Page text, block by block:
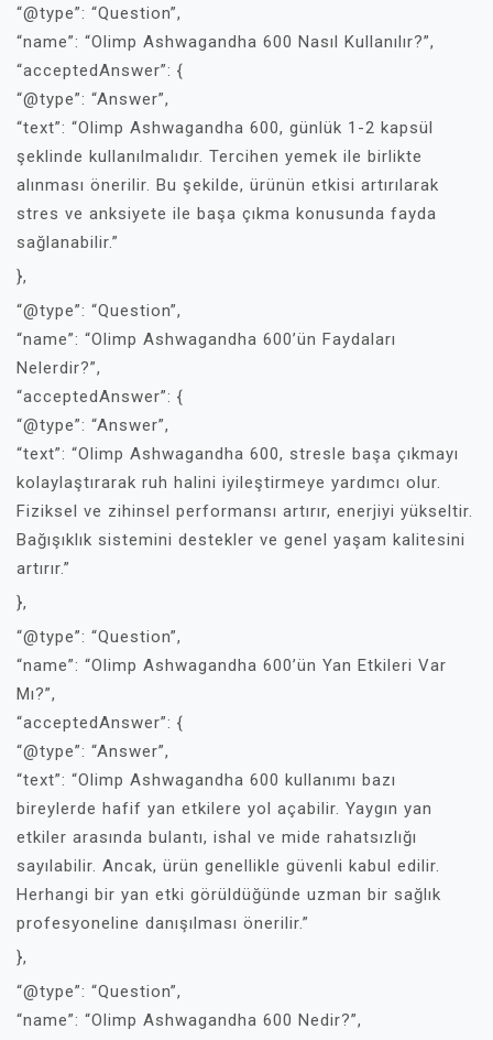
“@type”: “Question”,
“name”: “Olimp Ashwagandha 600 Nasıl Kullanılır?”,
“acceptedAnswer”: {
“@type”: “Answer”,
“text”: “Olimp Ashwagandha 600, günlük 1-2 kapsül
şeklinde kullanılmalıdır. Tercihen yemek ile birlikte
alınması önerilir. Bu şekilde, ürünün etkisi artırılarak
stres ve anksiyete ile başa çıkma konusunda fayda
sağlanabilir.”
},
“@type”: “Question”,
“name”: “Olimp Ashwagandha 600’ün Faydaları
Nelerdir?”,
“acceptedAnswer”: {
“@type”: “Answer”,
“text”: “Olimp Ashwagandha 600, stresle başa çıkmayı
kolaylaştırarak ruh halini iyileştirmeye yardımcı olur.
Fiziksel ve zihinsel performansı artırır, enerjiyi yükseltir.
Bağışıklık sistemini destekler ve genel yaşam kalitesini
artırır.”
},
“@type”: “Question”,
“name”: “Olimp Ashwagandha 600’ün Yan Etkileri Var
Mı?”,
“acceptedAnswer”: {
“@type”: “Answer”,
“text”: “Olimp Ashwagandha 600 kullanımı bazı
bireylerde hafif yan etkilere yol açabilir. Yaygın yan
etkiler arasında bulantı, ishal ve mide rahatsızlığı
sayılabilir. Ancak, ürün genellikle güvenli kabul edilir.
Herhangi bir yan etki görüldüğünde uzman bir sağlık
profesyoneline danışılması önerilir.”
},
“@type”: “Question”,
“name”: “Olimp Ashwagandha 600 Nedir?”,